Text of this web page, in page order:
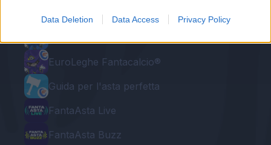
Data Deletion Data Access Privacy Policy
Fantacalcio® Serie A Enilive
EuroLeghe Fantacalcio®
Guida per l'asta perfetta
FantaAsta Live
FantaAsta Buzz